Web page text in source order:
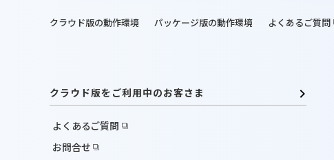
クラウド版の動作環境 パッケージ版の動作環境 よくあるご質問
クラウド版をご利用中のお客さま
よくあるご質問
お問合せ